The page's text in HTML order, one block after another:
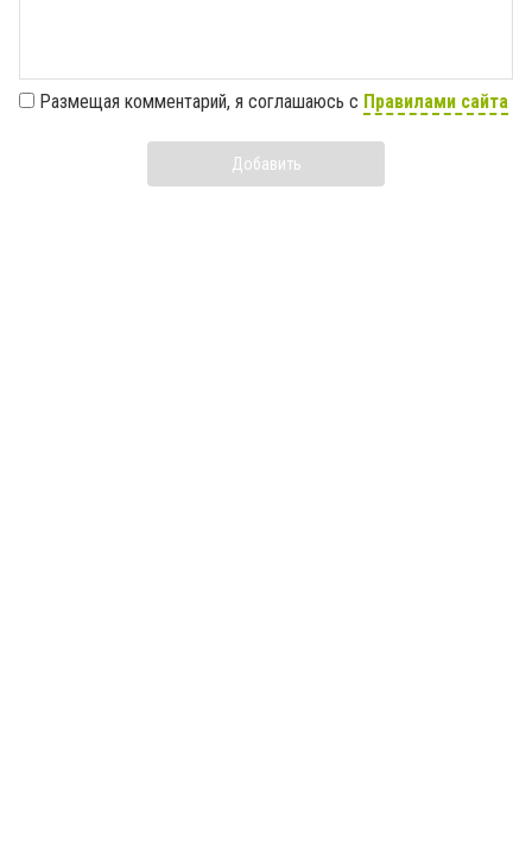
Размещая комментарий, я соглашаюсь с Правилами сайта
Добавить